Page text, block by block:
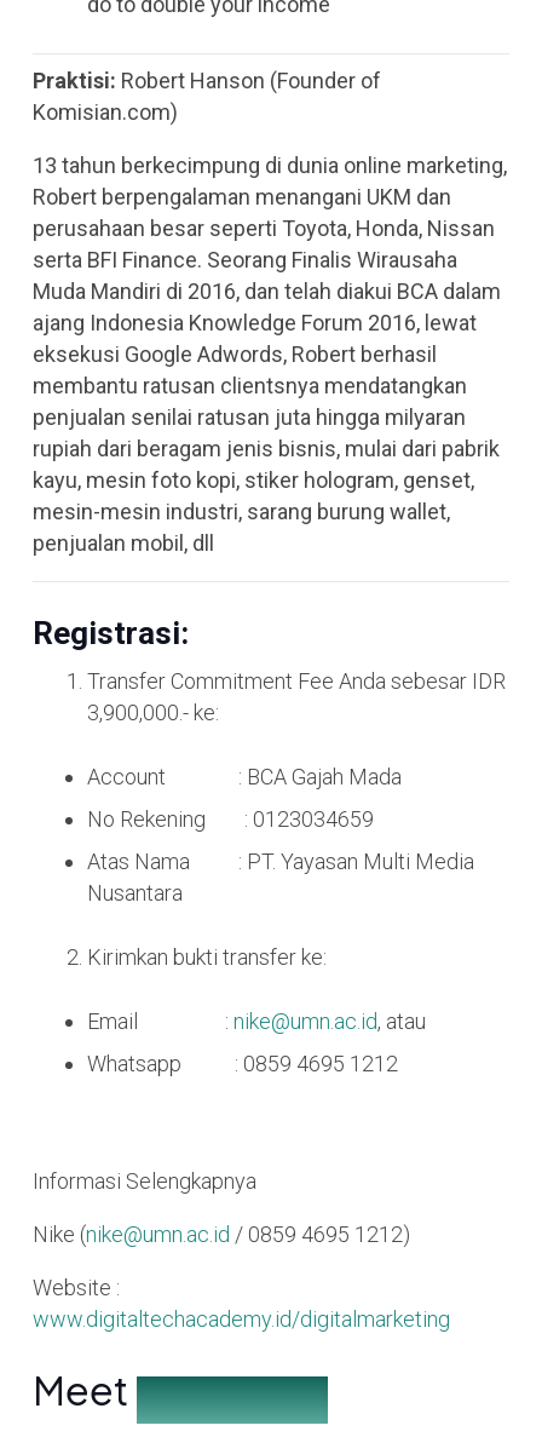
Praktisi: Robert Hanson (Founder of
Komisian.com)
13 tahun berkecimpung di dunia online marketing,
Robert berpengalaman menangani UKM dan
perusahaan besar seperti Toyota, Honda, Nissan
serta BFI Finance. Seorang Finalis Wirausaha
Muda Mandiri di 2016, dan telah diakui BCA dalam
ajang Indonesia Knowledge Forum 2016, lewat
eksekusi Google Adwords, Robert berhasil
membantu ratusan clientsnya mendatangkan
penjualan senilai ratusan juta hingga milyaran
rupiah dari beragam jenis bisnis, mulai dari pabrik
kayu, mesin foto kopi, stiker hologram, genset,
mesin-mesin industri, sarang burung wallet,
penjualan mobil, dll
Registrasi:
Transfer Commitment Fee Anda sebesar IDR
3,900,000.- ke:
Account : BCA Gajah Mada
No Rekening : 0123034659
Atas Nama : PT. Yayasan Multi Media
Nusantara
Kirimkan bukti transfer ke:
Email : nike@umn.ac.id, atau
Whatsapp : 0859 4695 1212
Informasi Selengkapnya
Nike (nike@umn.ac.id / 0859 4695 1212)
Website :
www.digitaltechacademy.id/digitalmarketing
Meet the Speakers